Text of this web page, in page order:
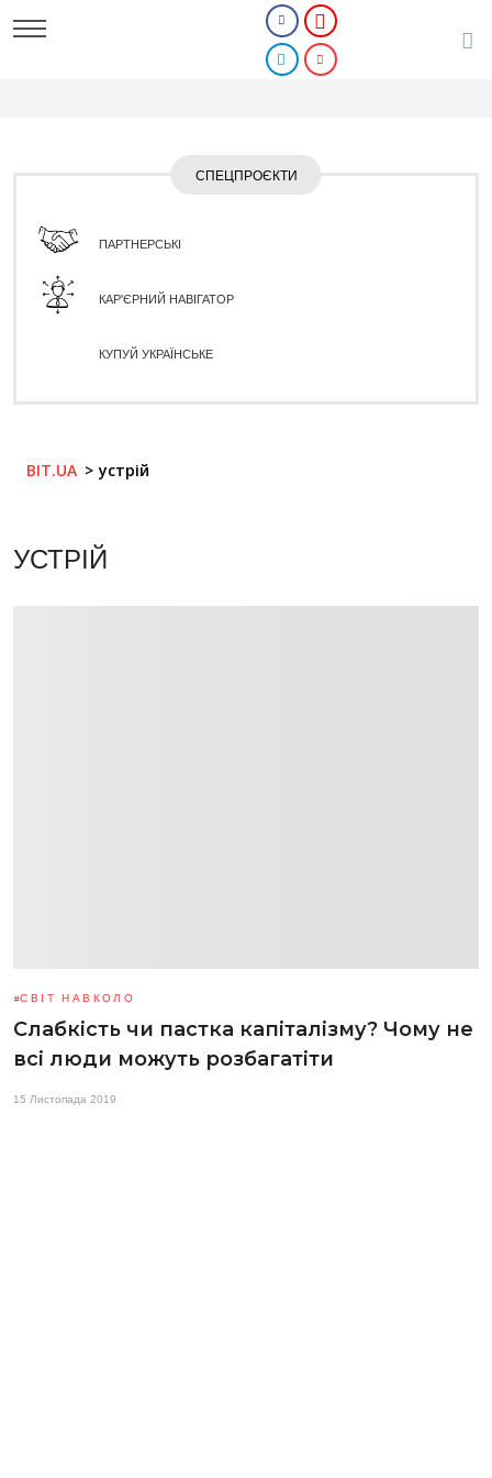
СПЕЦПРОЄКТИ
ПАРТНЕРСЬКІ
КАР'ЄРНИЙ НАВІГАТОР
КУПУЙ УКРАЇНСЬКЕ
BIT.UA устрій
УСТРІЙ
СВІТ НАВКОЛО
Cлабкість чи пастка капіталізму? Чому не
всі люди можуть розбагатіти
15 Листопада 2019